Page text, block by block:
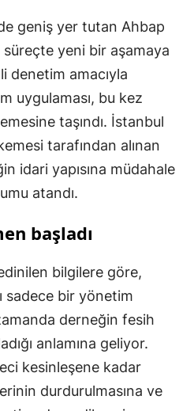
geniş yer tutan Ahbap
yeni bir aşamaya
denetim amacıyla
uygulaması, bu kez
taşındı. İstanbul
tarafından alınan
idari yapısına müdahale
atandı.
başladı
bilgilere göre,
sadece bir yönetim
derneğin fesih
anlamına geliyor.
kesinleşene kadar
durdurulmasına ve